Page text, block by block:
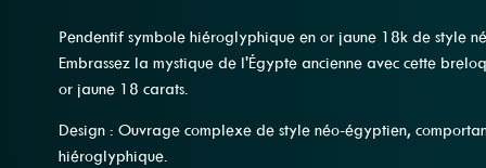
Pendentif symbole hiéroglyphique en or jaune 18k de style
Embrassez la mystique de l'Égypte ancienne avec cette
or jaune 18 carats.
Design : Ouvrage complexe de style néo-égyptien,
hiéroglyphique.